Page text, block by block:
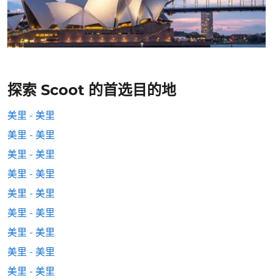
探索 Scoot 的首选目的地
美里 - 美里
美里 - 美里
美里 - 美里
美里 - 美里
美里 - 美里
美里 - 美里
美里 - 美里
美里 - 美里
美里 - 美里